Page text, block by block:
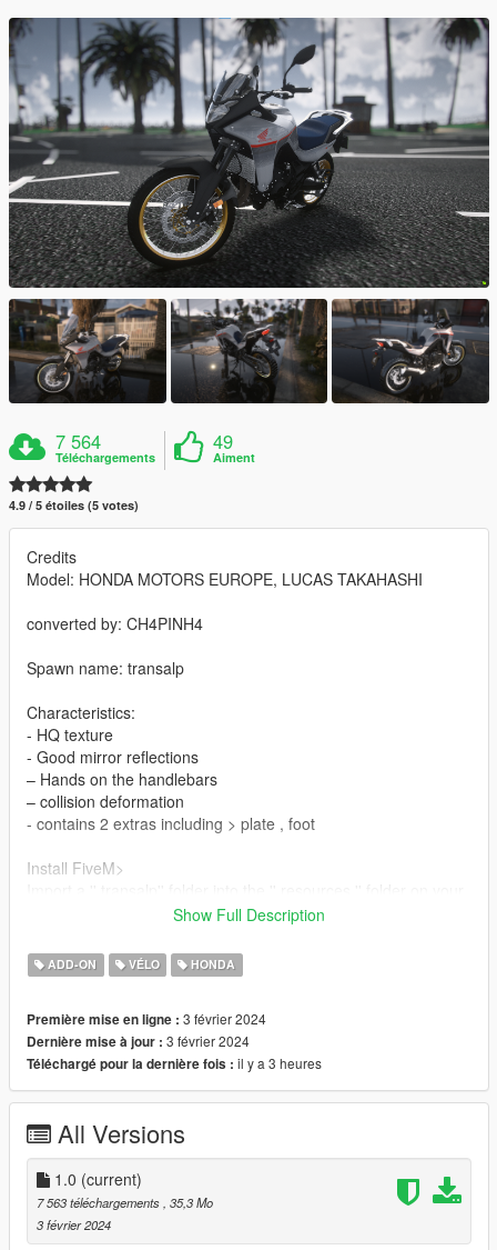
7 564
Téléchargements
49
Aiment
4.9 / 5 étoiles (5 votes)
Credits
Model: HONDA MOTORS EUROPE, LUCAS TAKAHASHI
converted by: CH4PINH4
Spawn name: transalp
Characteristics:
- HQ texture
- Good mirror reflections
– Hands on the handlebars
– collision deformation
- contains 2 extras including > plate , foot
Install FiveM>
Put '' start transalp'' in '' server.cfg ''
Show Full Description
ADD-ON VÉLO HONDA
Première mise en ligne : 3 février 2024
Dernière mise à jour : 3 février 2024
Téléchargé pour la dernière fois : il y a 3 heures
All Versions
1.0 (current)
7 563 téléchargements, 35,3 Mo
3 février 2024